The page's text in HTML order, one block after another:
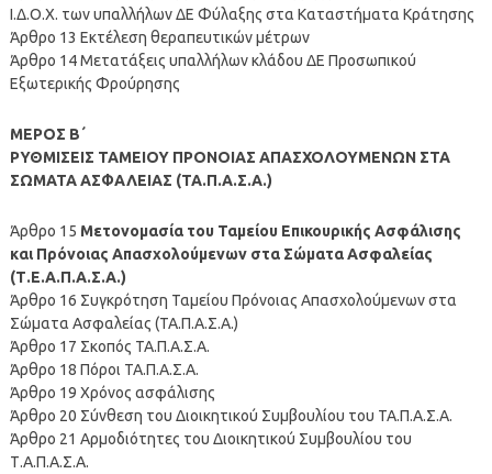
Ι.Δ.Ο.Χ. των υπαλλήλων ΔΕ Φύλαξης στα Καταστήματα Κράτησης
Άρθρο 13 Εκτέλεση θεραπευτικών μέτρων
Άρθρο 14 Μετατάξεις υπαλλήλων κλάδου ΔΕ Προσωπικού
Εξωτερικής Φρούρησης
ΜΕΡΟΣ Β΄
ΡΥΘΜΙΣΕΙΣ ΤΑΜΕΙΟΥ ΠΡΟΝΟΙΑΣ ΑΠΑΣΧΟΛΟΥΜΕΝΩΝ ΣΤΑ
ΣΩΜΑΤΑ ΑΣΦΑΛΕΙΑΣ (ΤΑ.Π.Α.Σ.Α.)
Άρθρο 15 Μετονομασία του Ταμείου Επικουρικής Ασφάλισης
και Πρόνοιας Απασχολούμενων στα Σώματα Ασφαλείας
(Τ.Ε.Α.Π.Α.Σ.Α.)
Άρθρο 16 Συγκρότηση Ταμείου Πρόνοιας Απασχολούμενων στα
Σώματα Ασφαλείας (ΤΑ.Π.Α.Σ.Α.)
Άρθρο 17 Σκοπός ΤΑ.Π.Α.Σ.Α.
Άρθρο 18 Πόροι ΤΑ.Π.Α.Σ.Α.
Άρθρο 19 Χρόνος ασφάλισης
Άρθρο 20 Σύνθεση του Διοικητικού Συμβουλίου του ΤΑ.Π.Α.Σ.Α.
Άρθρο 21 Αρμοδιότητες του Διοικητικού Συμβουλίου του
Τ.Α.Π.Α.Σ.Α.